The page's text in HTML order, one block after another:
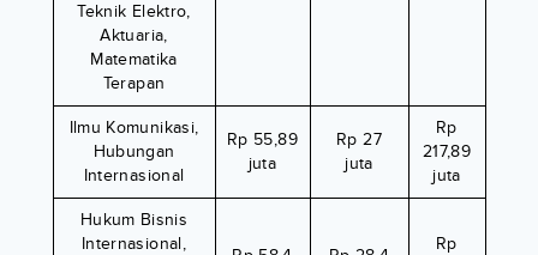
Teknik Elektro,
Aktuaria,
Matematika
Terapan
Ilmu Komunikasi,
Hubungan
Internasional
Rp 55,89
juta
Rp 27
juta
Rp
217,89
juta
Hukum Bisnis
Internasional,
Rp